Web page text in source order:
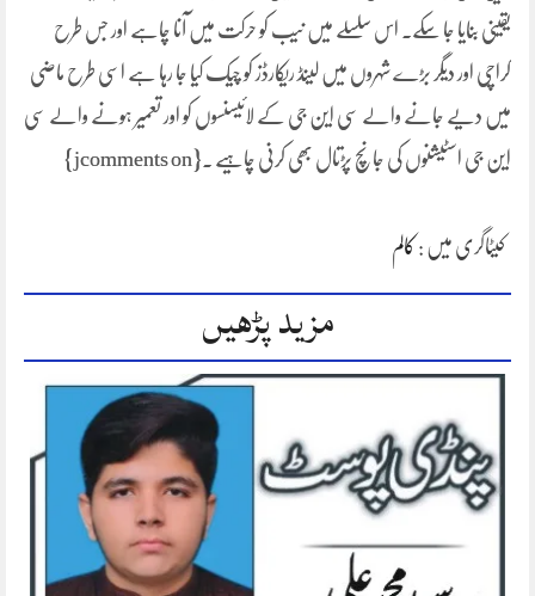
یقینی بنایا جا سکے۔ اس سلسلے میں نیب کو حرکت میں آنا چاہے اور جس طرح
کراچی اور دیگر بڑے شہروں میں لینڈ ریکارڈز کو چیک کیا جا رہا ہے اسی طرح ماضی
میں دیے جانے والے سی این جی کے لائیسنسوں کو اور تعمیر ہونے والے سی
این جی اسٹیشنوں کی جانچ پڑتال بھی کرنی چاہیے ۔{jcomments on}
کیٹاگری میں : کالم
مزید پڑھیں